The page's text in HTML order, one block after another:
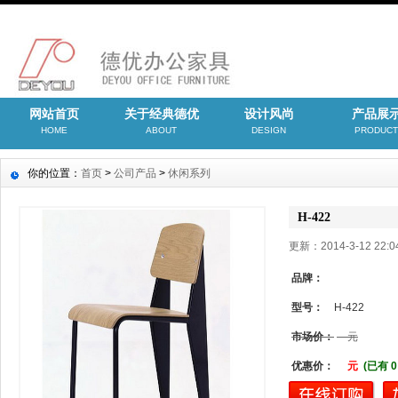
网站首页
HOME
关于经典德优
ABOUT
设计风尚
DESIGN
产品展
PRODUCT
你的位置： 首页 > 公司产品 > 休闲系列
H-422
更新：2014-3-12
品牌：
型号： H-422
市场价： 元
优惠价： 元 (已有